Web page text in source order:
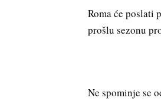
Roma će poslati
prošlu sezonu
Ne spominje se